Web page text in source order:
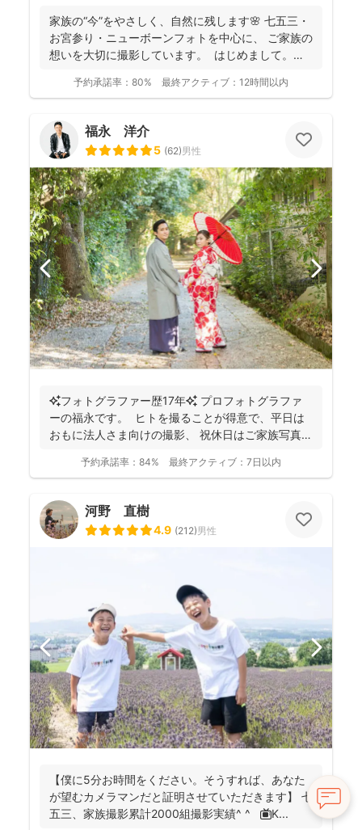
家族の“今”をやさしく、自然に残します🌸 七五三・
お宮参り・ニューボーンフォトを中心に、 ご家族の
想いを大切に撮影しています。 はじめまして。
予約承諾率： 80% 最終アクティブ： 12時間以内
福永 洋介
5 (62)男性
✨フォトグラファー歴17年✨ プロフォトグラファ
ーの福永です。 ヒトを撮ることが得意で、平日は
おもに法人さま向けの撮影、 祝休日はご家族写真や
予約承諾率： 84% 最終アクティブ： 7日以内
河野 直樹
4.9 (212)男性
【僕に5分お時間をください。そうすれば、あなた
が望むカメラマンだと証明させていただきます】 七
五三、家族撮影累計2000組撮影実績^ ^ 📺K...